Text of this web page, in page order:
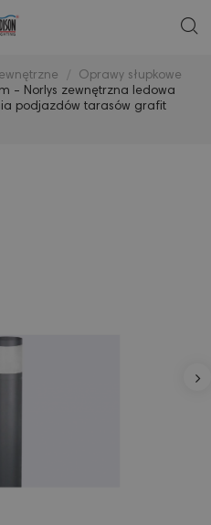
Oprawy słupkowe
- Norlys zewnętrzna ledowa
podjazdów tarasów grafit